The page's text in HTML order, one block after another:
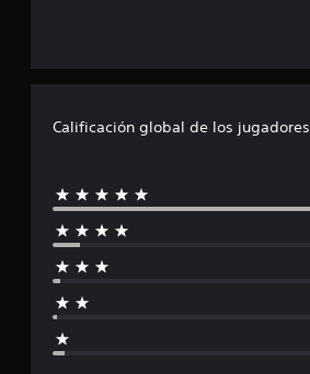
Calificación global de los jugadores